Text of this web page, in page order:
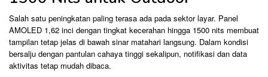
Salah satu peningkatan paling terasa ada pada sektor layar. Panel
AMOLED 1,62 inci dengan tingkat kecerahan hingga 1500 nits membuat
tampilan tetap jelas di bawah sinar matahari langsung. Dalam kondisi
bersalju dengan pantulan cahaya tinggi sekalipun, notifikasi dan data
aktivitas tetap mudah dibaca.